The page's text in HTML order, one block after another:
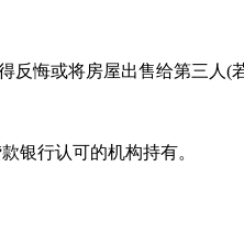
悔或将房屋出售给第三人(
银行认可的机构持有。